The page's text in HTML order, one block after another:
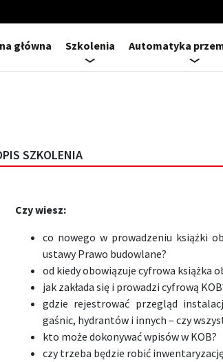
główna Szkolenia Automatyka
SZKOLENIA
Czy wiesz:
co nowego w prowadzeniu książki
ustawy Prawo budowlane?
od kiedy obowiązuje cyfrowa książka
jak zakłada się i prowadzi cyfrową
gdzie rejestrować przegląd
gaśnic, hydrantów i innych – czy
kto może dokonywać wpisów w KOB?
czy trzeba będzie robić